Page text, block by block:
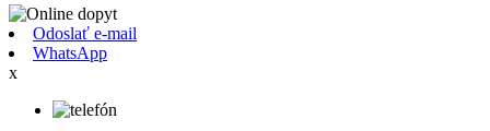
Odoslať e-mail
WhatsApp
x